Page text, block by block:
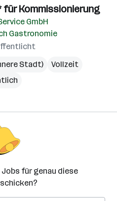
für Kommissionierung
GmbH
Gastronomie
Stadt)
Vollzeit
Jobs für genau diese